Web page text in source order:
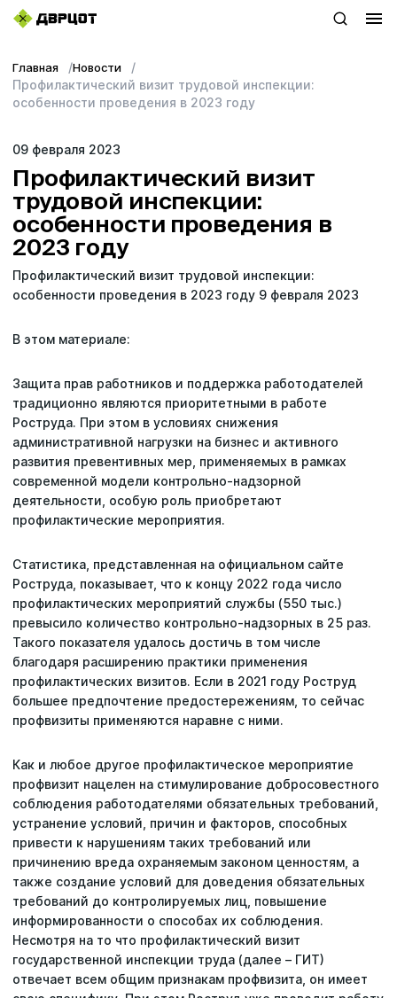
+7 (423) 22–44–333
Услуги
О компании
Топ-проекты
Новости
Статьи
Репутация
Сотрудничество с ДВРЦОТ
Главная Новости
Профилактический визит трудовой инспекции:
особенности проведения в 2023 году
09 февраля 2023
Профилактический визит
трудовой инспекции:
особенности проведения в
2023 году
Профилактический визит трудовой инспекции:
особенности проведения в 2023 году 9 февраля 2023
В этом материале:
Защита прав работников и поддержка работодателей
традиционно являются приоритетными в работе
Роструда. При этом в условиях снижения
административной нагрузки на бизнес и активного
развития превентивных мер, применяемых в рамках
современной модели контрольно-надзорной
деятельности, особую роль приобретают
профилактические мероприятия.
Статистика, представленная на официальном сайте
Роструда, показывает, что к концу 2022 года число
профилактических мероприятий службы (550 тыс.)
превысило количество контрольно-надзорных в 25 раз.
Такого показателя удалось достичь в том числе
благодаря расширению практики применения
профилактических визитов. Если в 2021 году Роструд
большее предпочтение предостережениям, то сейчас
профвизиты применяются наравне с ними.
Как и любое другое профилактическое мероприятие
профвизит нацелен на стимулирование добросовестного
соблюдения работодателями обязательных требований,
устранение условий, причин и факторов, способных
привести к нарушениям таких требований или
причинению вреда охраняемым законом ценностям, а
также создание условий для доведения обязательных
требований до контролируемых лиц, повышение
информированности о способах их соблюдения.
Несмотря на то что профилактический визит
государственной инспекции труда (далее – ГИТ)
отвечает всем общим признакам профвизита, он имеет